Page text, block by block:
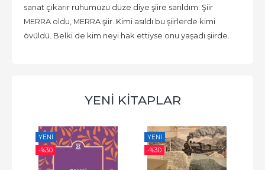
sanat çıkarır ruhumuzu düze diye şiire sarıldım. Şiir
MERRA oldu, MERRA şiir. Kimi asıldı bu şiirlerde kimi
övüldü. Belki de kim neyi hak ettiyse onu yaşadı şiirde.
YENİ KİTAPLAR
YENI
-%30
YENI
-%30